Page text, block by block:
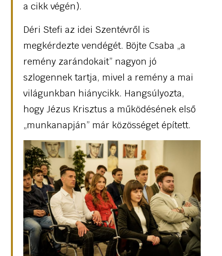
a cikk végén).
Déri Stefi az idei Szentévről is
megkérdezte vendégét. Böjte Csaba „a
remény zarándokait” nagyon jó
szlogennek tartja, mivel a remény a mai
világunkban hiánycikk. Hangsúlyozta,
hogy Jézus Krisztus a működésének első
„munkanapján” már közösséget épített.